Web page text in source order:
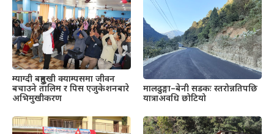
म्याग्दी बहुमुखी क्याम्पसमा जीवन
बचाउने तालिम र पिस एजुकेशनबारे
अभिमुखीकरण
मालढुङ्गा–बेनी सडकः स्तरोन्नतिपछि
यात्राअवधि छोटियो